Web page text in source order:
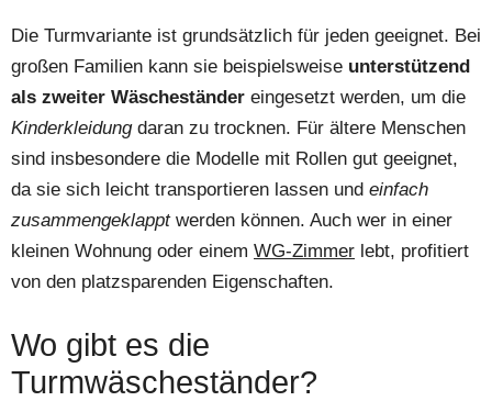
Die Turmvariante ist grundsätzlich für jeden geeignet. Bei
großen Familien kann sie beispielsweise unterstützend
als zweiter Wäscheständer eingesetzt werden, um die
Kinderkleidungdaran zu trocknen. Für ältere Menschen
sind insbesondere die Modelle mit Rollen gut geeignet,
da sie sich leicht transportieren lassen und einfach
zusammengeklapptwerden können. Auch wer in einer
kleinen Wohnung oder einem WG-Zimmer lebt, profitiert
von den platzsparenden Eigenschaften.
Wo gibt es die
Turmwäscheständer?